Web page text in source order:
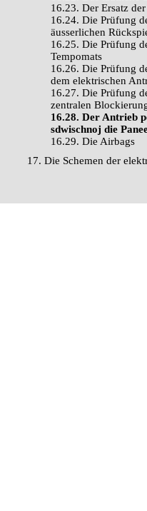
16.23. Der Ersatz
16.24. Die Prüfung
äusserlichen
16.25. Die Prüfung
Tempomats
16.26. Die Prüfung
dem elektrischen
16.27. Die Prüfung
zentralen
16.28. Der Antrieb
sdwischnoj die
16.29. Die Airbags
17. Die Schemen der